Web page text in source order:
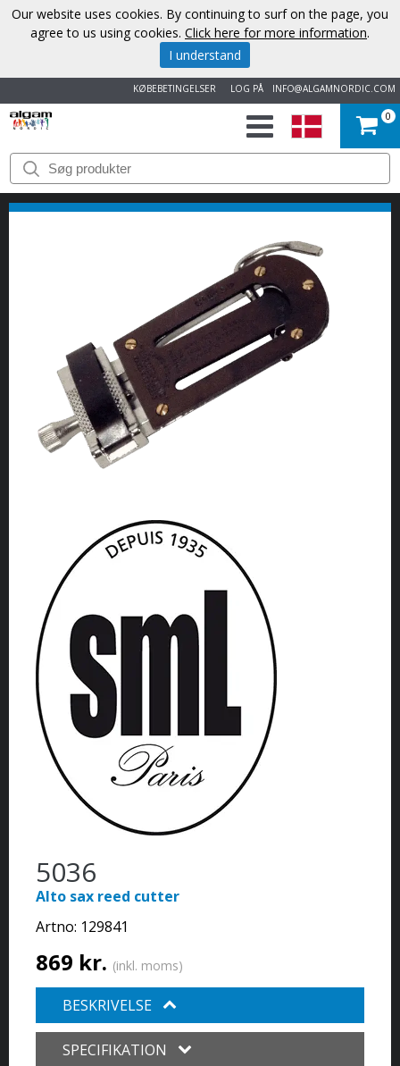
INFO@ALGAMNORDIC.COM
LOG PÅ
KØBEBETINGELSER
START
VAREMÆRKER
OS
KONTAKT
0
5036
Alto sax reed cutter
Artno: 129841
869 kr. (inkl. moms)
BESKRIVELSE
SPECIFIKATION
Our website uses cookies. By continuing to surf on the page, you
agree to us using cookies. Click here for more information.
I understand